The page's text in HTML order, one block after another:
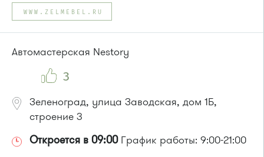
Автобус № 20.
Маршрутка № 460м
или до остановки"Улица 1-го Мая":
WWW.ZELMEBEL.RU
Автомастерская Nestory
3
Зеленоград, улица Заводская, дом 1Б,
строение 3
Откроется в 09:00График работы: 9:00-21:00